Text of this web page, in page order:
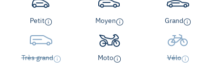
Petit Moyen Grand
Très grand Moto Vélo